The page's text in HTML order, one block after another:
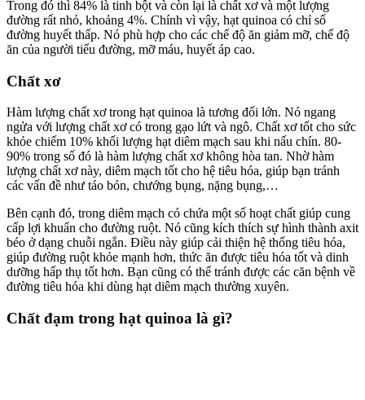
Trong đó thì 84% là tinh bột và còn lại là chất xơ và một lượng
đường rất nhỏ, khoảng 4%. Chính vì vậy, hạt quinoa có chỉ số
đường huyết thấp. Nó phù hợp cho các chế độ ăn giảm mỡ, chế độ
ăn của người tiểu đường, mỡ máu, huyết áp cao.
Chất xơ
Hàm lượng chất xơ trong hạt quinoa là tương đối lớn. Nó ngang
ngửa với lượng chất xơ có trong gạo lứt và ngô. Chất xơ tốt cho sức
khỏe chiếm 10% khối lượng hạt diêm mạch sau khi nấu chín. 80-
90% trong số đó là hàm lượng chất xơ không hòa tan. Nhờ hàm
lượng chất xơ này, diêm mạch tốt cho hệ tiêu hóa, giúp bạn tránh
các vấn đề như táo bón, chướng bụng, nặng bụng,…
Bên cạnh đó, trong diêm mạch có chứa một số hoạt chất giúp cung
cấp lợi khuẩn cho đường ruột. Nó cũng kích thích sự hình thành axit
béo ở dạng chuỗi ngắn. Điều này giúp cải thiện hệ thống tiêu hóa,
giúp đường ruột khỏe mạnh hơn, thức ăn được tiêu hóa tốt và dinh
dưỡng hấp thụ tốt hơn. Bạn cũng có thể tránh được các căn bệnh về
đường tiêu hóa khi dùng hạt diêm mạch thường xuyên.
Chất đạm trong hạt quinoa là gì?